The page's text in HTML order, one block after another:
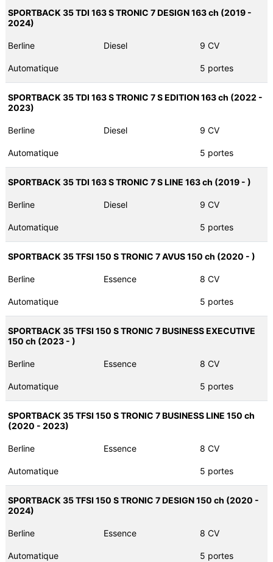
SPORTBACK 35 TDI 163 S TRONIC 7 DESIGN 163 ch (2019 -
2024)
Berline Diesel 9 CV
Automatique 5 portes
SPORTBACK 35 TDI 163 S TRONIC 7 S EDITION 163 ch (2022 -
2023)
Berline Diesel 9 CV
Automatique 5 portes
SPORTBACK 35 TDI 163 S TRONIC 7 S LINE 163 ch (2019 - )
Berline Diesel 9 CV
Automatique 5 portes
SPORTBACK 35 TFSI 150 S TRONIC 7 AVUS 150 ch (2020 - )
Berline Essence 8 CV
Automatique 5 portes
SPORTBACK 35 TFSI 150 S TRONIC 7 BUSINESS EXECUTIVE
150 ch (2023 - )
Berline Essence 8 CV
Automatique 5 portes
SPORTBACK 35 TFSI 150 S TRONIC 7 BUSINESS LINE 150 ch
(2020 - 2023)
Berline Essence 8 CV
Automatique 5 portes
SPORTBACK 35 TFSI 150 S TRONIC 7 DESIGN 150 ch (2020 -
2024)
Berline Essence 8 CV
Automatique 5 portes